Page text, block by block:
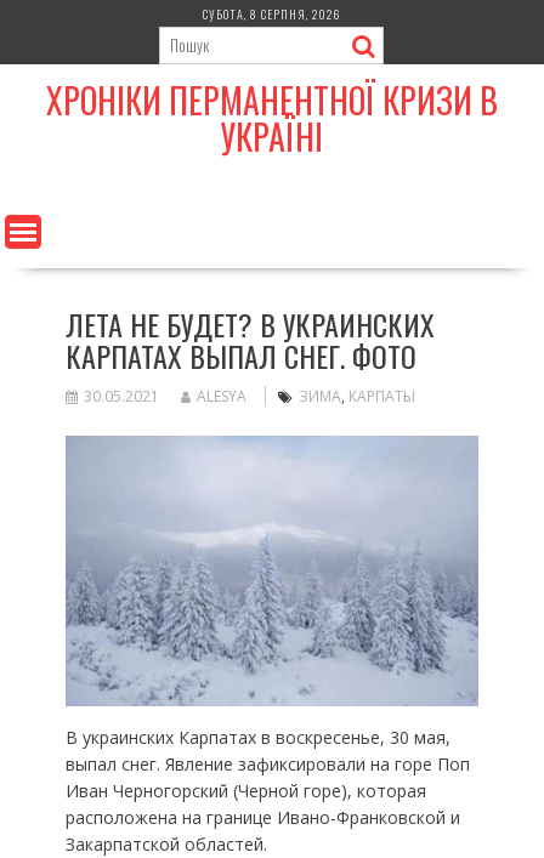
content
СУБОТА, 8 СЕРПНЯ, 2026
ХРОНІКИ ПЕРМАНЕНТНОЇ КРИЗИ В
УКРАЇНІ
ЛЕТА НЕ БУДЕТ? В УКРАИНСКИХ
КАРПАТАХ ВЫПАЛ СНЕГ. ФОТО
30.05.2021 ALESYA ЗИМА, КАРПАТЫ
В украинских Карпатах в воскресенье, 30 мая,
выпал снег. Явление зафиксировали на горе Поп
Иван Черногорский (Черной горе), которая
расположена на границе Ивано-Франковской и
Закарпатской областей.